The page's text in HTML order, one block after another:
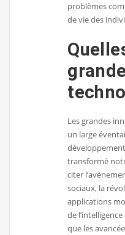
problèmes
de vie des
Les grandes
un large
transformé
citer
sociaux, la
applications
de
que les